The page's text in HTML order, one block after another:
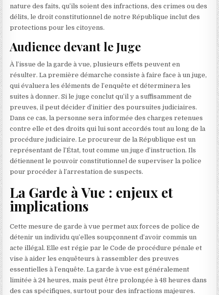
nature des faits, qu’ils soient des infractions, des crimes ou des
délits, le droit constitutionnel de notre République inclut des
protections pour les citoyens.
Audience devant le Juge
À l’issue de la garde à vue, plusieurs effets peuvent en
résulter. La première démarche consiste à faire face à un juge,
qui évaluera les éléments de l’enquête et déterminera les
suites à donner. Si le juge conclut qu’il y a suffisamment de
preuves, il peut décider d’initier des poursuites judiciaires.
Dans ce cas, la personne sera informée des charges retenues
contre elle et des droits qui lui sont accordés tout au long de la
procédure judiciaire. Le procureur de la République est un
représentant de l’État, tout comme un juge d’instruction. Ils
détiennent le pouvoir constitutionnel de superviser la police
pour procéder à l’arrestation de suspects.
La Garde à Vue : enjeux et
implications
Cette mesure de garde à vue permet aux forces de police de
détenir un individu qu’elles soupçonnent d’avoir commis un
acte illégal. Elle est régie par le Code de procédure pénale et
vise à aider les enquêteurs à rassembler des preuves
essentielles à l’enquête. La garde à vue est généralement
limitée à 24 heures, mais peut être prolongée à 48 heures dans
des cas spécifiques, surtout pour des infractions majeures.